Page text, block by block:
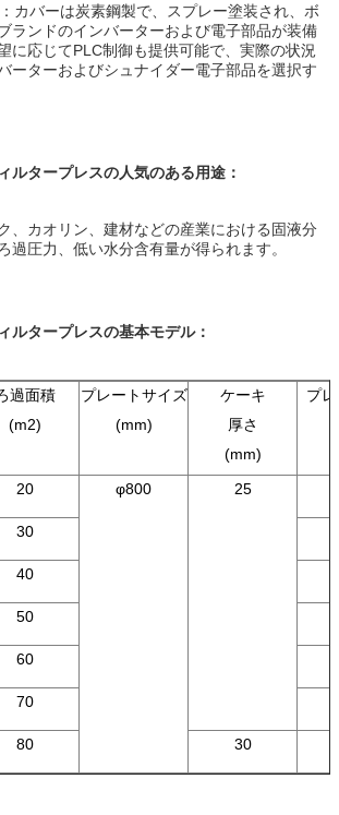
カバーは炭素鋼製で、スプレー塗装され、ボ
ランドのインバーターおよび電子部品が装備
に応じてPLC制御も提供可能で、実際の状況
ーターおよびシュナイダー電子部品を選択す
ルタープレスの人気のある用途：
、カオリン、建材などの産業における固液分
過圧力、低い水分含有量が得られます。
ルタープレスの基本モデル：
過面積
(m2)
プレートサイズ
(mm)
ケーキ
厚さ
(mm)
プ
20 φ800 25
30
40
50
60
70
80 30